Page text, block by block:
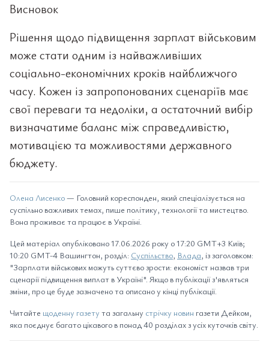
Висновок
Рішення щодо підвищення зарплат військовим
може стати одним із найважливіших
соціально-економічних кроків найближчого
часу. Кожен із запропонованих сценаріїв має
свої переваги та недоліки, а остаточний вибір
визначатиме баланс між справедливістю,
мотивацією та можливостями державного
бюджету.
Олена Лисенко— Головний кореспонден, який спеціалізується на
суспільно важливих темах, пише політику, технології та мистецтво.
Вона проживає та працює в Україні.
Цей матеріал опубліковано 17.06.2026 року о 17:20 GMT+3 Київ;
10:20 GMT-4 Вашингтон, розділ: Суспільство, Влада, із заголовком:
"Зарплати військових можуть суттєво зрости: економіст назвав три
сценарії підвищення виплат в Україні". Якщо в публікації з'являться
зміни, про це буде зазначено та описано у кінці публікації.
Читайте щоденну газету та загальну стрічку новин газети Дейком,
яка поєднує багато цікавого в понад 40 розділах з усіх куточків світу.